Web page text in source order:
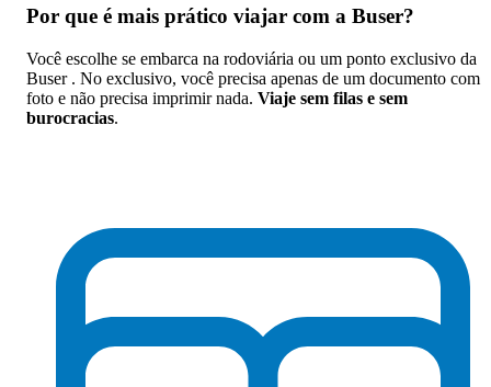
Por que é mais prático viajar com a Buser?
Você escolhe se embarca na rodoviária ou um ponto exclusivo da
Buser . No exclusivo, você precisa apenas de um documento com
foto e não precisa imprimir nada. Viaje sem filas e sem
burocracias.